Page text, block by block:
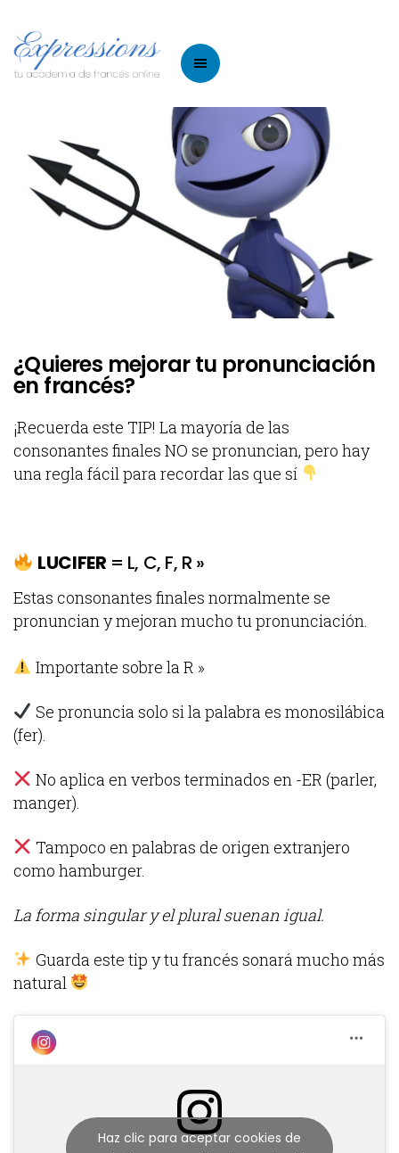
¿Quieres mejorar tu pronunciación
en francés?
¡Recuerda este TIP! La mayoría de las
consonantes finales NO se pronuncian, pero hay
una regla fácil para recordar las que sí
LUCIFER = L, C, F, R »
Estas consonantes finales normalmente se
pronuncian y mejoran mucho tu pronunciación.
Importante sobre la R »
Se pronuncia solo si la palabra es monosilábica
(fer).
No aplica en verbos terminados en -ER (parler,
manger).
Tampoco en palabras de origen extranjero
como hamburger.
La forma singular y el plural suenan igual.
Guarda este tip y tu francés sonará mucho más
natural
Haz clic para aceptar cookies de